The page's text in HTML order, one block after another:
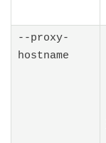
--proxy-
hostname